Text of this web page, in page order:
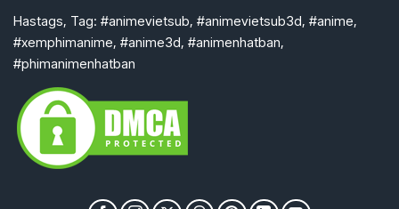
Hastags, Tag: #animevietsub, #animevietsub3d, #anime,
#xemphimanime, #anime3d, #animenhatban,
#phimanimenhatban